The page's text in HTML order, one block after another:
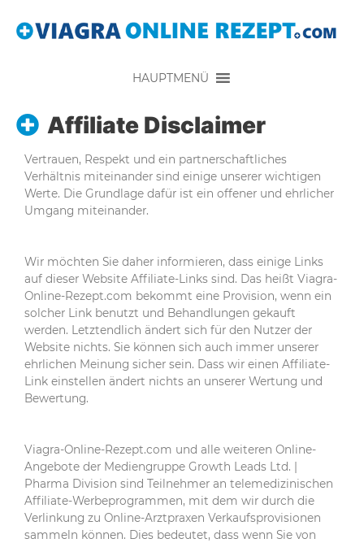
HAUPTMENÜ
Affiliate Disclaimer
Vertrauen, Respekt und ein partnerschaftliches
Verhältnis miteinander sind einige unserer wichtigen
Werte. Die Grundlage dafür ist ein offener und ehrlicher
Umgang miteinander.
Wir möchten Sie daher informieren, dass einige Links
auf dieser Website Affiliate-Links sind. Das heißt Viagra-
Online-Rezept.com bekommt eine Provision, wenn ein
solcher Link benutzt und Behandlungen gekauft
werden. Letztendlich ändert sich für den Nutzer der
Website nichts. Sie können sich auch immer unserer
ehrlichen Meinung sicher sein. Dass wir einen Affiliate-
Link einstellen ändert nichts an unserer Wertung und
Bewertung.
Viagra-Online-Rezept.com und alle weiteren Online-
Angebote der Mediengruppe Growth Leads Ltd. |
Pharma Division sind Teilnehmer an telemedizinischen
Affiliate-Werbeprogrammen, mit dem wir durch die
Verlinkung zu Online-Arztpraxen Verkaufsprovisionen
sammeln können. Dies bedeutet, dass wenn Sie von